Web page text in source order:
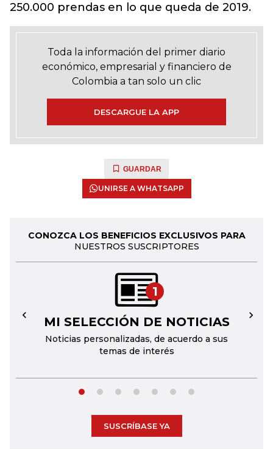
250.000 prendas en lo que queda de 2019.
Toda la información del primer diario
económico, empresarial y financiero de
Colombia a tan solo un clic
DESCARGUE LA APP
GUARDAR
UNIRSE A WHATSAPP
CONOZCA LOS BENEFICIOS EXCLUSIVOS PARA
NUESTROS SUSCRIPTORES
1
MI SELECCIÓN DE NOTICIAS
Noticias personalizadas, de acuerdo a sus
temas de interés
← →
SUSCRÍBASE YA